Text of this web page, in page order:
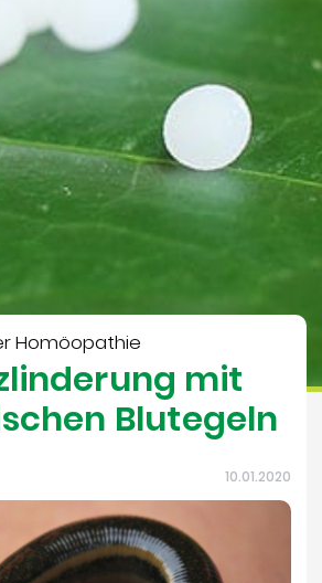
Homöopathie
mit
Blutegeln
10.01.2020